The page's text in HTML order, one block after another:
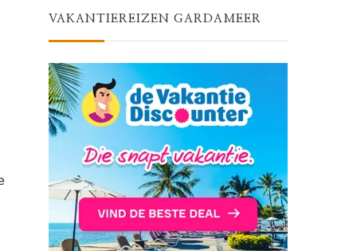
VAKANTIEREIZEN GARDAMEER